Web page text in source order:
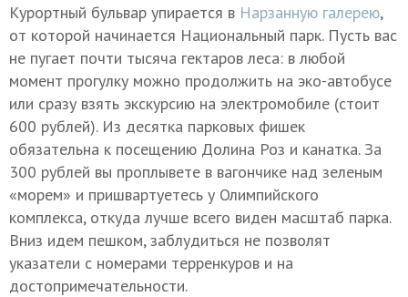
Курортный бульвар упирается в Нарзанную галерею,
от которой начинается Национальный парк. Пусть вас
не пугает почти тысяча гектаров леса: в любой
момент прогулку можно продолжить на эко-автобусе
или сразу взять экскурсию на электромобиле (стоит
600 рублей). Из десятка парковых фишек
обязательна к посещению Долина Роз и канатка. За
300 рублей вы проплывете в вагончике над зеленым
«морем» и пришвартуетесь у Олимпийского
комплекса, откуда лучше всего виден масштаб парка.
Вниз идем пешком, заблудиться не позволят
указатели с номерами терренкуров и на
достопримечательности.